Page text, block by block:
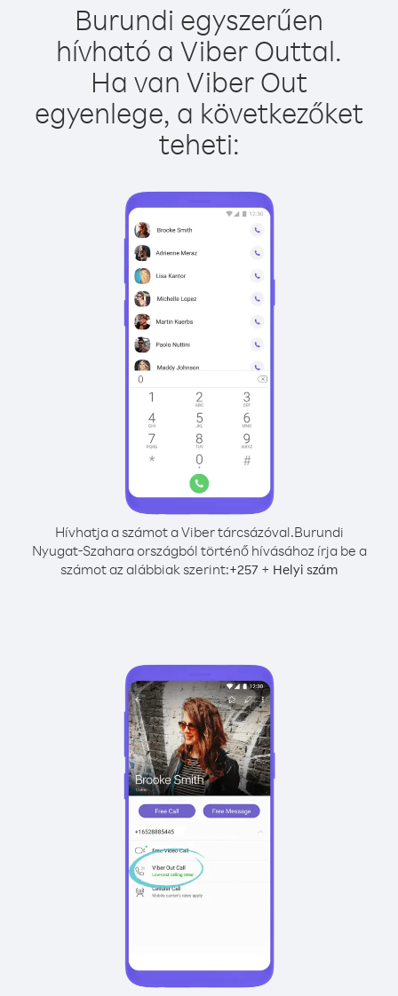
Burundi egyszerűen
hívható a Viber Outtal.
Ha van Viber Out
egyenlege, a következőket
teheti:
Hívhatja a számot a Viber tárcsázóval.Burundi
Nyugat-Szahara országból történő hívásához írja be a
számot az alábbiak szerint:+257 + Helyi szám